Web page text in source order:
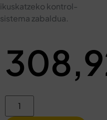
ikuskatzeko kontrol-
sistema zabaldua.